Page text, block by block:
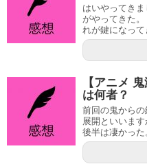
はいやってき
がやってきた
れが鍵になって
【アニメ
は何者？
前回の鬼から
展開といいま
後半は凄かった